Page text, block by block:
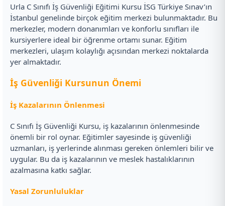
Urla C Sınıfı İş Güvenliği Eğitimi Kursu İSG Türkiye Sınav’ın
İstanbul genelinde birçok eğitim merkezi bulunmaktadır. Bu
merkezler, modern donanımları ve konforlu sınıfları ile
kursiyerlere ideal bir öğrenme ortamı sunar. Eğitim
merkezleri, ulaşım kolaylığı açısından merkezi noktalarda
yer almaktadır.
İş Güvenliği Kursunun Önemi
İş Kazalarının Önlenmesi
C Sınıfı İş Güvenliği Kursu, iş kazalarının önlenmesinde
önemli bir rol oynar. Eğitimler sayesinde iş güvenliği
uzmanları, iş yerlerinde alınması gereken önlemleri bilir ve
uygular. Bu da iş kazalarının ve meslek hastalıklarının
azalmasına katkı sağlar.
Yasal Zorunluluklar